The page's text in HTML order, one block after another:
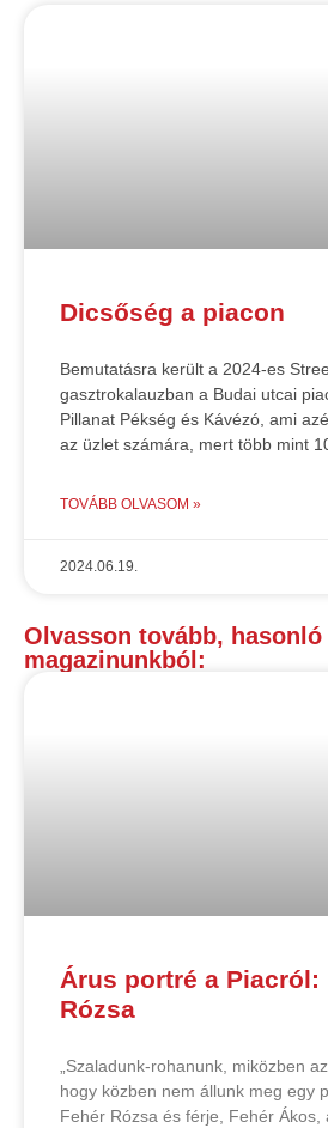
Dicsőség a piacon
Bemutatásra került a 2024-es
gasztrokalauzban a Budai utcai
Pillanat Pékség és Kávézó, ami
az üzlet számára, mert több mint
TOVÁBB OLVASOM »
2024.06.19.
Olvasson tovább,
magazinunkból:
Árus portré a Piacról:
Rózsa
„Szaladunk-rohanunk, miközben
hogy közben nem állunk meg egy
Fehér Rózsa és férje, Fehér Ákos,